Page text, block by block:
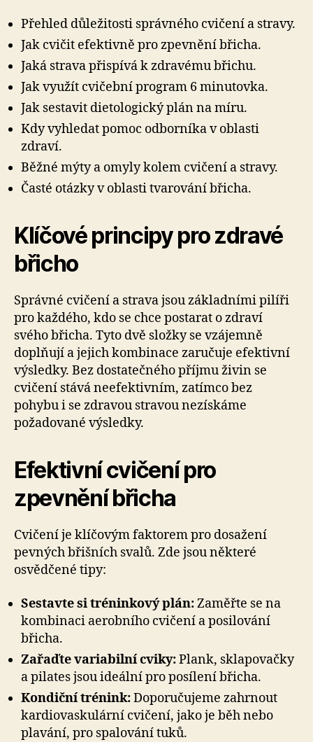
Přehled důležitosti správného cvičení a stravy.
Jak cvičit efektivně pro zpevnění břicha.
Jaká strava přispívá k zdravému břichu.
Jak využít cvičební program 6 minutovka.
Jak sestavit dietologický plán na míru.
Kdy vyhledat pomoc odborníka v oblasti
zdraví.
Běžné mýty a omyly kolem cvičení a stravy.
Časté otázky v oblasti tvarování břicha.
Klíčové principy pro zdravé
břicho
Správné cvičení a strava jsou základními pilíři
pro každého, kdo se chce postarat o zdraví
svého břicha. Tyto dvě složky se vzájemně
doplňují a jejich kombinace zaručuje efektivní
výsledky. Bez dostatečného příjmu živin se
cvičení stává neefektivním, zatímco bez
pohybu i se zdravou stravou nezískáme
požadované výsledky.
Efektivní cvičení pro
zpevnění břicha
Cvičení je klíčovým faktorem pro dosažení
pevných břišních svalů. Zde jsou některé
osvědčené tipy:
Sestavte si tréninkový plán:Zaměřte se na
kombinaci aerobního cvičení a posilování
břicha.
Zařaďte variabilní cviky:Plank, sklapovačky
a pilates jsou ideální pro posílení břicha.
Kondiční trénink:Doporučujeme zahrnout
kardiovaskulární cvičení, jako je běh nebo
plavání, pro spalování tuků.